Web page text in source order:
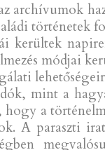
archívumok
történetek
kerültek
módjai
mint a
a
A paraszti